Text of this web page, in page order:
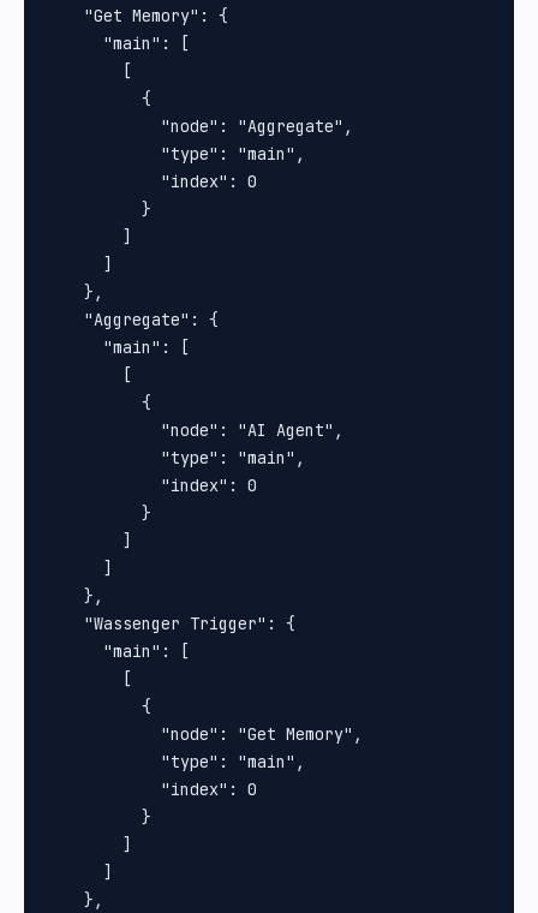
    "Get Memory": {
      "main": [
        [
          {
            "node": "Aggregate",
            "type": "main",
            "index": 0
          }
        ]
      ]
    },
    "Aggregate": {
      "main": [
        [
          {
            "node": "AI Agent",
            "type": "main",
            "index": 0
          }
        ]
      ]
    },
    "Wassenger Trigger": {
      "main": [
        [
          {
            "node": "Get Memory",
            "type": "main",
            "index": 0
          }
        ]
      ]
    },